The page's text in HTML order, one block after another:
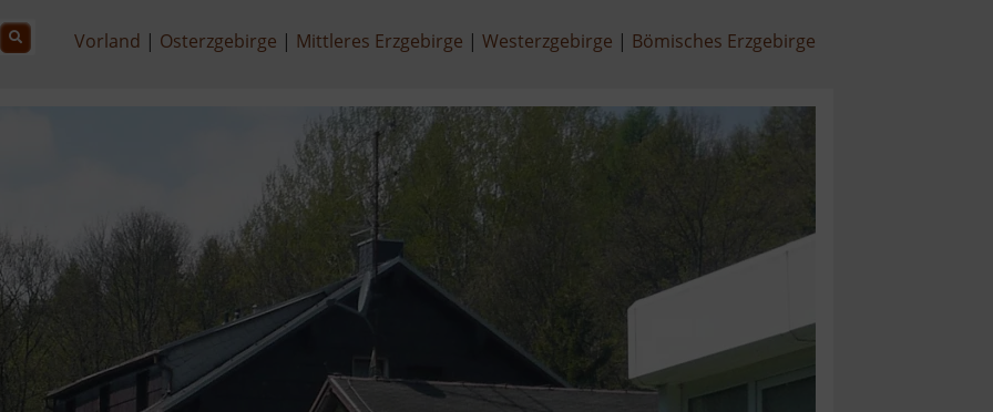
Vorland Osterzgebirge Mittleres Erzgebirge Westerzgebirge Bömisches Erzgebirge